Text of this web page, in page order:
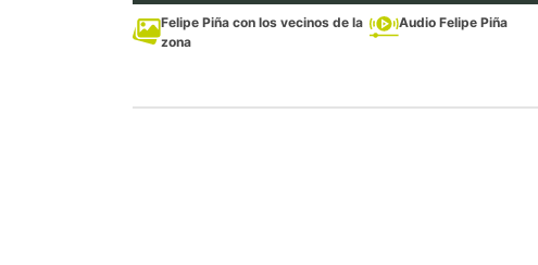
Felipe Piña con los vecinos de la
zona
Audio Felipe Piña